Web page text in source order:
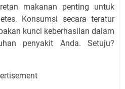
makanan penting untuk
Konsumsi secara teratur
kunci keberhasilan dalam
penyakit Anda. Setuju?